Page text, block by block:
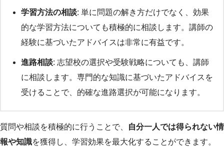
学習方法の相談: 単に問題の解き方だけでなく、効果
的な学習方法についても積極的に相談します。講師の
経験に基づいたアドバイスは非常に有益です。
進路相談: 志望校の選択や受験戦略についても、講師
に相談します。専門的な知識に基づいたアドバイスを
受けることで、的確な進路選択が可能になります。
質問や相談を積極的に行うことで、
自分一人では得られない情
報や知識を獲得し、学習効果を最大化することができます。